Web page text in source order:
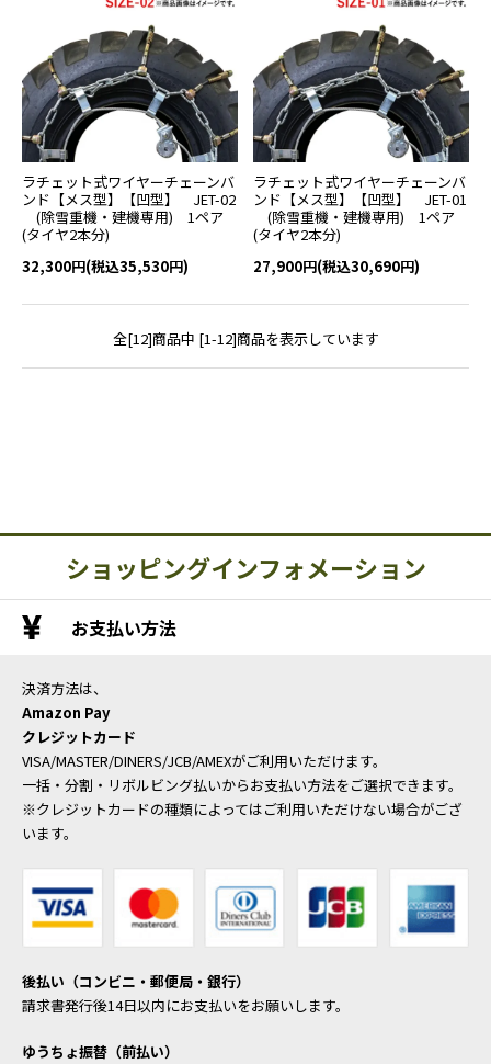
ラチェット式ワイヤーチェーンバ
ンド【メス型】【凹型】 JET-02
(除雪重機・建機専用) 1ペア
(タイヤ2本分)
32,300円(税込35,530円)
ラチェット式ワイヤーチェーンバ
ンド【メス型】【凹型】 JET-01
(除雪重機・建機専用) 1ペア
(タイヤ2本分)
27,900円(税込30,690円)
全[12]商品中 [1-12]商品を表示しています
ショッピングインフォメーション
お支払い方法
決済方法は、
Amazon Pay
クレジットカード
VISA/MASTER/DINERS/JCB/AMEXがご利用いただけます。
一括・分割・リボルビング払いからお支払い方法をご選択できます。
※クレジットカードの種類によってはご利用いただけない場合がござ
います。
後払い（コンビニ・郵便局・銀行）
請求書発行後14日以内にお支払いをお願いします。
ゆうちょ振替（前払い）